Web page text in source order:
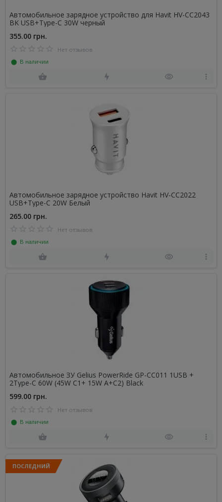
Автомобильное зарядное устройство для Havit HV-CC2043
BK USB+Type-C 30W черный
355.00 грн.
Нет отзывов
⬤ В наличии
Автомобильное зарядное устройство Havit HV-CC2022
USB+Type-C 20W Белый
265.00 грн.
Нет отзывов
⬤ В наличии
Автомобильное ЗУ Gelius PowerRide GP-CC011 1USB +
2Type-C 60W (45W C1+ 15W A+C2) Black
599.00 грн.
Нет отзывов
⬤ В наличии
ПОСЛЕДНИЙ